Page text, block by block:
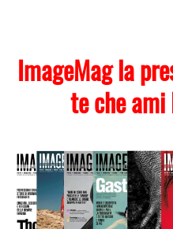
ImageMag la
te che